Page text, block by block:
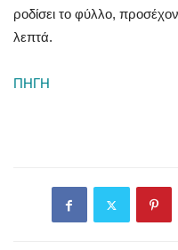
ροδίσει το φύλλο,
λεπτά.
ΠΗΓΗ